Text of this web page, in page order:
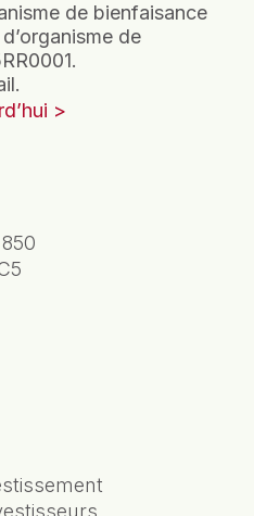
de bienfaisance
de